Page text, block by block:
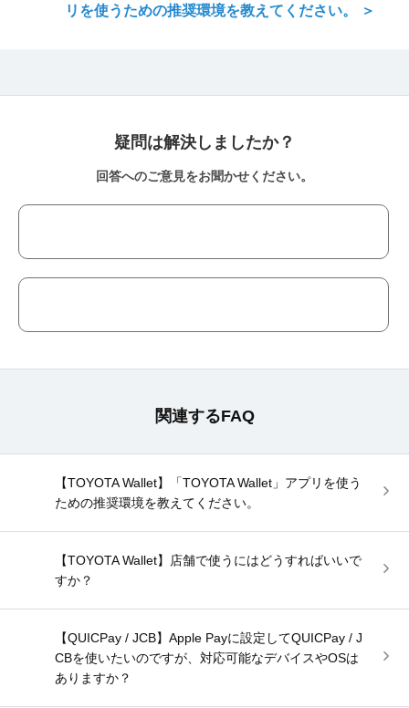
リを使うための推奨環境を教えてください。 ＞
疑問は解決しましたか？
回答へのご意見をお聞かせください。
関連するFAQ
【TOYOTA Wallet】「TOYOTA Wallet」アプリを使う
ための推奨環境を教えてください。
【TOYOTA Wallet】店舗で使うにはどうすればいいで
すか？
【QUICPay / JCB】Apple Payに設定してQUICPay / J
CBを使いたいのですが、対応可能なデバイスやOSは
ありますか？